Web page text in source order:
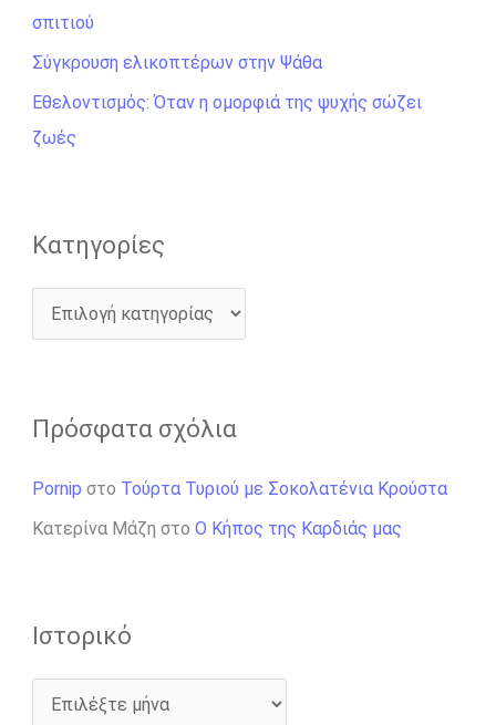
η
γ
ι
α
σπιτιού
Σύγκρουση ελικοπτέρων στην Ψάθα
Εθελοντισμός: Όταν η ομορφιά της ψυχής σώζει
ζωές
Kατηγορίες
Πρόσφατα σχόλια
Pornip στο Τούρτα Τυριού με Σοκολατένια Κρούστα
Κατερίνα Μάζη στο Ο Κήπος της Καρδιάς μας
Ιστορικό